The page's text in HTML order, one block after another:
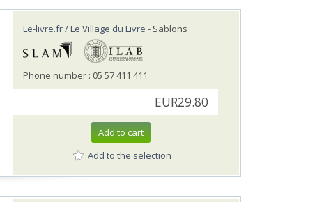
Le-livre.fr / Le Village du Livre - Sablons
Phone number : 05 57 411 411
EUR29.80
Add to cart
Add to the selection